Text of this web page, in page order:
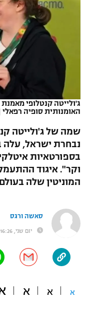
רץ ברשת
תוצאות
לוח שידורים
ברחבה
נבחרת ישראל
מכבי חיפה
בית"ר ירושלים
מכבי תל אביב
הפועל תל אביב
הפועל חיפה
הפועל באר שבע
מכבי נתניה
ליגה ספרדית
ליגה איטלקית
ליגה צרפתית
ליגה הולנדית
ליגה סינית
ליגה ברזילאית
כדורסל נשים
מכבי תל אביב
הפועל חולון
הפועל ירושלים
דני אבדיה
יורוקאפ
כדוריד
כדורעף
שחייה
אגרוף
ספורט אולימפי
היאבקות WWE
אופניים
כדורמים
ג'ולייטה קנטלופי
האומנותית סופיה רפאלי
שמה של ג'ולייטה
נבחרת ישראל,
בספורטאיות
וקר". איגוד
המוניטין שלה
סאשה ורגס
יום שני, 16:26, 31.03.25
א א א